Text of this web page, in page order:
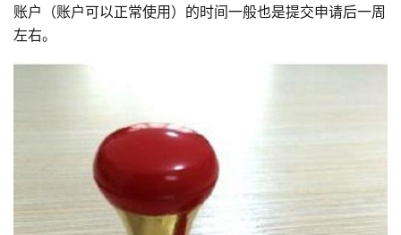
账户（账户可以正常使用）的时间一般也是提交申请后一周
左右。